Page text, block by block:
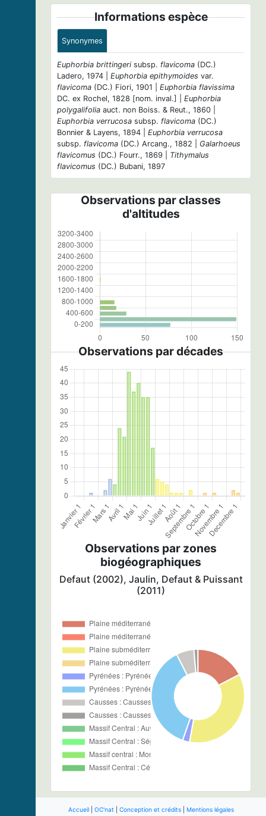
Informations espèce
Synonymes
Euphorbia brittingeri subsp. flavicoma (DC.)
Ladero, 1974 | Euphorbia epithymoides var.
flavicoma (DC.) Fiori, 1901 | Euphorbia flavissima
DC. ex Rochel, 1828 [nom. inval.] | Euphorbia
polygalifolia auct. non Boiss. & Reut., 1860 |
Euphorbia verrucosa subsp. flavicoma (DC.)
Bonnier & Layens, 1894 | Euphorbia verrucosa
subsp. flavicoma (DC.) Arcang., 1882 | Galarhoeus
flavicomus (DC.) Fourr., 1869 | Tithymalus
flavicomus (DC.) Bubani, 1897
Observations par classes
d'altitudes
Observations par décades
Observations par zones
biogéographiques
Defaut (2002), Jaulin, Defaut & Puissant
(2011)
Accueil| OC'nat| Conception et crédits| Mentions légales